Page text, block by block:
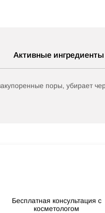
Активные ингредиенты
поры, убирает
Бесплатная консультация с
косметологом